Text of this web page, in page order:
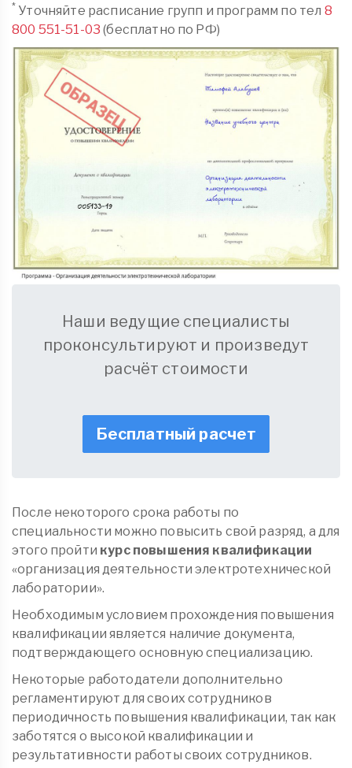
* Уточняйте расписание групп и программ по тел 8
800 551-51-03 (бесплатно по РФ)
Наши ведущие специалисты
проконсультируют и произведут
расчёт стоимости
Бесплатный расчет
После некоторого срока работы по
специальности можно повысить свой разряд, а для
этого пройти курс повышения квалификации
«организация деятельности электротехнической
лаборатории».
Необходимым условием прохождения повышения
квалификации является наличие документа,
подтверждающего основную специализацию.
Некоторые работодатели дополнительно
регламентируют для своих сотрудников
периодичность повышения квалификации, так как
заботятся о высокой квалификации и
результативности работы своих сотрудников.